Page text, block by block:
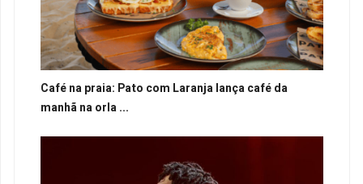
Café na praia: Pato com Laranja lança café da
manhã na orla ...